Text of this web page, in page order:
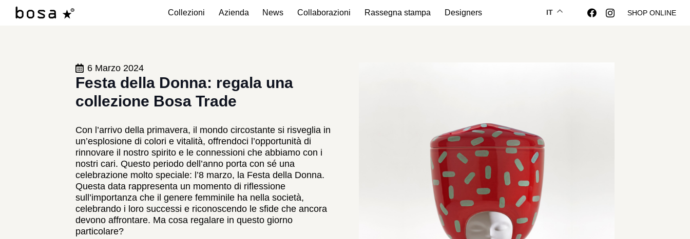
Collezioni Azienda News Collaborazioni Rassegna stampa Designers IT SHOP ONLINE
6 Marzo 2024
Festa della Donna: regala una
collezione Bosa Trade
Con l’arrivo della primavera, il mondo circostante si risveglia in
un’esplosione di colori e vitalità, offrendoci l’opportunità di
rinnovare il nostro spirito e le connessioni che abbiamo con i
nostri cari. Questo periodo dell’anno porta con sé una
celebrazione molto speciale: l’8 marzo, la Festa della Donna.
Questa data rappresenta un momento di riflessione
sull’importanza che il genere femminile ha nella società,
celebrando i loro successi e riconoscendo le sfide che ancora
devono affrontare. Ma cosa regalare in questo giorno
particolare?